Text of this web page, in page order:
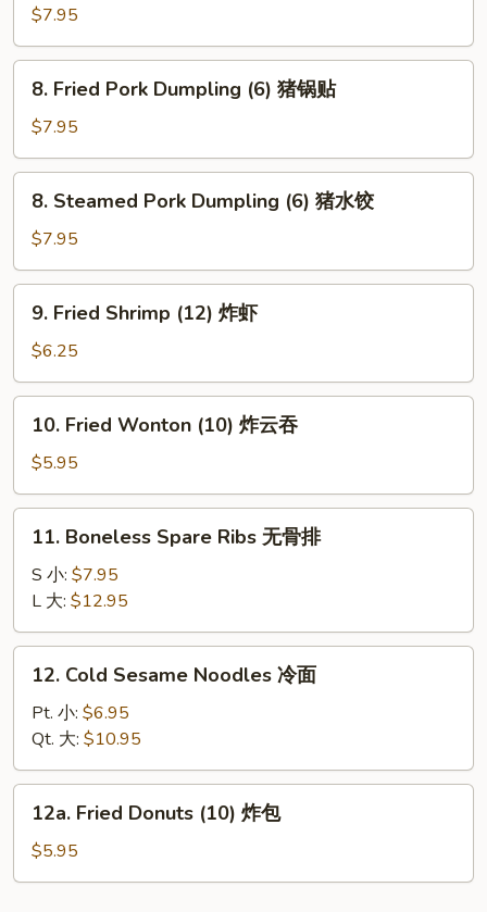
Chicken
鸡
串
$7.95
Fried
Pork
Dumpling
(6)
8. Fried Pork Dumpling (6) 猪锅贴
$7.95
Steamed
Pork
Dumpling
(6)
8. Steamed Pork Dumpling (6) 猪水饺
$7.95
Fried
Shrimp
(12)
炸
9. Fried Shrimp (12) 炸虾
$6.25
Fried
Wonton
(10)
炸
10. Fried Wonton (10) 炸云吞
$5.95
Boneless
Spare
Ribs
无
骨
11. Boneless Spare Ribs 无骨排
S 小: $7.95
L 大: $12.95
Cold
Sesame
Noodles
冷
面
12. Cold Sesame Noodles 冷面
Pt. 小: $6.95
Qt. 大: $10.95
Fried
Donuts
(10)
12a. Fried Donuts (10) 炸包
$5.95